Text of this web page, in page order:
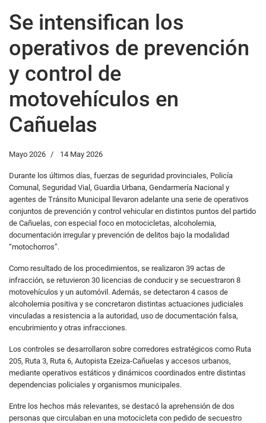
Se intensifican los
operativos de prevención
y control de
motovehículos en
Cañuelas
Mayo 2026 14 May 2026
Durante los últimos días, fuerzas de seguridad provinciales, Policía
Comunal, Seguridad Vial, Guardia Urbana, Gendarmería Nacional y
agentes de Tránsito Municipal llevaron adelante una serie de operativos
conjuntos de prevención y control vehicular en distintos puntos del partido
de Cañuelas, con especial foco en motocicletas, alcoholemia,
documentación irregular y prevención de delitos bajo la modalidad
“motochorros”.
Como resultado de los procedimientos, se realizaron 39 actas de
infracción, se retuvieron 30 licencias de conducir y se secuestraron 8
motovehículos y un automóvil. Además, se detectaron 4 casos de
alcoholemia positiva y se concretaron distintas actuaciones judiciales
vinculadas a resistencia a la autoridad, uso de documentación falsa,
encubrimiento y otras infracciones.
Los controles se desarrollaron sobre corredores estratégicos como Ruta
205, Ruta 3, Ruta 6, Autopista Ezeiza-Cañuelas y accesos urbanos,
mediante operativos estáticos y dinámicos coordinados entre distintas
dependencias policiales y organismos municipales.
Entre los hechos más relevantes, se destacó la aprehensión de dos
personas que circulaban en una motocicleta con pedido de secuestro